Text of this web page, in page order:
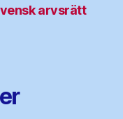
arvsrätt